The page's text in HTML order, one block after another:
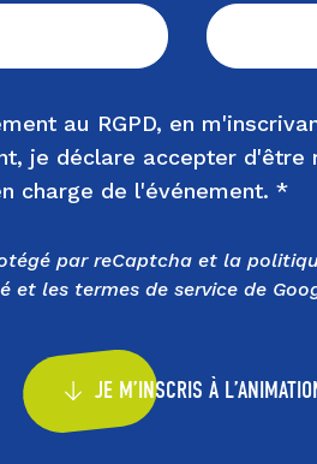
au RGPD, en
je déclare accepter d'être
charge de l'événement. *
par reCaptcha et la
et les termes de service de
JE M’INSCRIS À